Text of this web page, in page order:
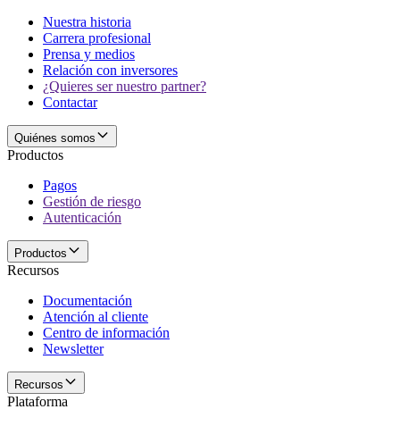
Nuestra historia
Carrera profesional
Prensa y medios
Relación con inversores
¿Quieres ser nuestro partner?
Contactar
Quiénes somos
Productos
Pagos
Gestión de riesgo
Autenticación
Productos
Recursos
Documentación
Atención al cliente
Centro de información
Newsletter
Recursos
Plataforma